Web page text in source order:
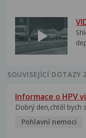
SOUVISEJÍCÍ DOTAZY
Informace o HPV
Dobrý den,chtěl bych
Pohlavní nemoci